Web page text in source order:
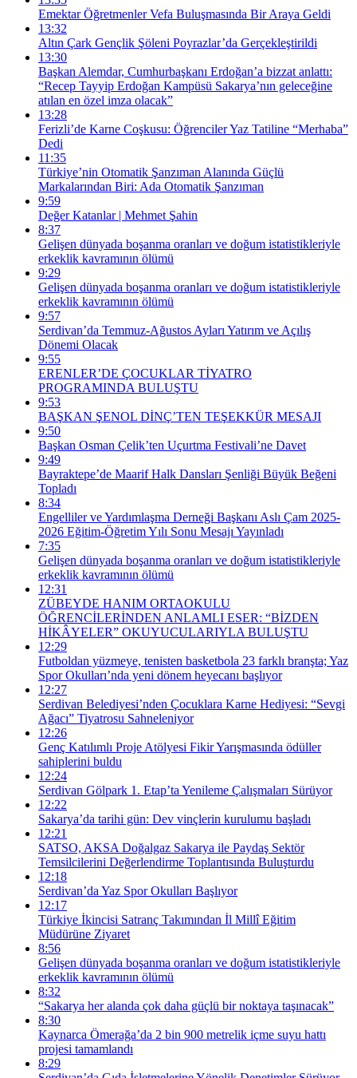
Emektar Öğretmenler Vefa Buluşmasında Bir Araya Geldi
13:32
Altın Çark Gençlik Şöleni Poyrazlar’da Gerçekleştirildi
13:30
Başkan Alemdar, Cumhurbaşkanı Erdoğan’a bizzat anlattı:
“Recep Tayyip Erdoğan Kampüsü Sakarya’nın geleceğine
atılan en özel imza olacak”
13:28
Ferizli’de Karne Coşkusu: Öğrenciler Yaz Tatiline “Merhaba”
Dedi
11:35
Türkiye’nin Otomatik Şanzıman Alanında Güçlü
Markalarından Biri: Ada Otomatik Şanzıman
9:59
Değer Katanlar | Mehmet Şahin
8:37
Gelişen dünyada boşanma oranları ve doğum istatistikleriyle
erkeklik kavramının ölümü
9:29
Gelişen dünyada boşanma oranları ve doğum istatistikleriyle
erkeklik kavramının ölümü
9:57
Serdivan’da Temmuz-Ağustos Ayları Yatırım ve Açılış
Dönemi Olacak
9:55
ERENLER’DE ÇOCUKLAR TİYATRO
PROGRAMINDA BULUŞTU
9:53
BAŞKAN ŞENOL DİNÇ’TEN TEŞEKKÜR MESAJI
9:50
Başkan Osman Çelik’ten Uçurtma Festivali’ne Davet
9:49
Bayraktepe’de Maarif Halk Dansları Şenliği Büyük Beğeni
Topladı
8:34
Engelliler ve Yardımlaşma Derneği Başkanı Aslı Çam 2025-
2026 Eğitim-Öğretim Yılı Sonu Mesajı Yayınladı
7:35
Gelişen dünyada boşanma oranları ve doğum istatistikleriyle
erkeklik kavramının ölümü
12:31
ZÜBEYDE HANIM ORTAOKULU
ÖĞRENCİLERİNDEN ANLAMLI ESER: “BİZDEN
HİKÂYELER” OKUYUCULARIYLA BULUŞTU
12:29
Futboldan yüzmeye, tenisten basketbola 23 farklı branşta; Yaz
Spor Okulları’nda yeni dönem heyecanı başlıyor
12:27
Serdivan Belediyesi’nden Çocuklara Karne Hediyesi: “Sevgi
Ağacı” Tiyatrosu Sahneleniyor
12:26
Genç Katılımlı Proje Atölyesi Fikir Yarışmasında ödüller
sahiplerini buldu
12:24
Serdivan Gölpark 1. Etap’ta Yenileme Çalışmaları Sürüyor
12:22
Sakarya’da tarihi gün: Dev vinçlerin kurulumu başladı
12:21
SATSO, AKSA Doğalgaz Sakarya ile Paydaş Sektör
Temsilcilerini Değerlendirme Toplantısında Buluşturdu
12:18
Serdivan’da Yaz Spor Okulları Başlıyor
12:17
Türkiye İkincisi Satranç Takımından İl Millî Eğitim
Müdürüne Ziyaret
8:56
Gelişen dünyada boşanma oranları ve doğum istatistikleriyle
erkeklik kavramının ölümü
8:32
“Sakarya her alanda çok daha güçlü bir noktaya taşınacak”
8:30
Kaynarca Ömerağa’da 2 bin 900 metrelik içme suyu hattı
projesi tamamlandı
8:29